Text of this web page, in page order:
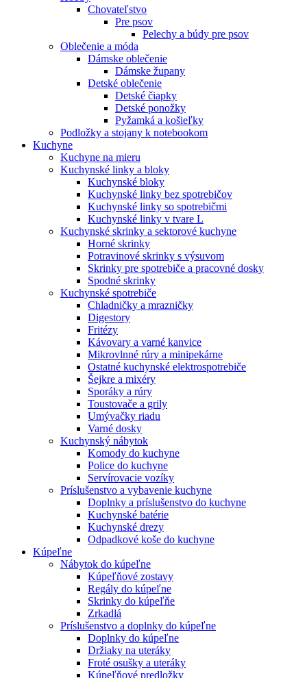
Chovateľstvo
Pre psov
Pelechy a búdy pre psov
Oblečenie a móda
Dámske oblečenie
Dámske župany
Detské oblečenie
Detské čiapky
Detské ponožky
Pyžamká a košieľky
Podložky a stojany k notebookom
Kuchyne
Kuchyne na mieru
Kuchynské linky a bloky
Kuchynské bloky
Kuchynské linky bez spotrebičov
Kuchynské linky so spotrebičmi
Kuchynské linky v tvare L
Kuchynské skrinky a sektorové kuchyne
Horné skrinky
Potravinové skrinky s výsuvom
Skrinky pre spotrebiče a pracovné dosky
Spodné skrinky
Kuchynské spotrebiče
Chladničky a mrazničky
Digestory
Fritézy
Kávovary a varné kanvice
Mikrovlnné rúry a minipekárne
Ostatné kuchynské elektrospotrebiče
Šejkre a mixéry
Sporáky a rúry
Toustovače a grily
Umývačky riadu
Varné dosky
Kuchynský nábytok
Komody do kuchyne
Police do kuchyne
Servírovacie vozíky
Príslušenstvo a vybavenie kuchyne
Doplnky a príslušenstvo do kuchyne
Kuchynské batérie
Kuchynské drezy
Odpadkové koše do kuchyne
Kúpeľne
Nábytok do kúpeľne
Kúpeľňové zostavy
Regály do kúpeľne
Skrinky do kúpeľňe
Zrkadlá
Príslušenstvo a doplnky do kúpeľne
Doplnky do kúpeľne
Držiaky na uteráky
Froté osušky a uteráky
Kúpeľňové predložky